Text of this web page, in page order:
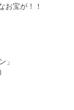
お宝が！！
」